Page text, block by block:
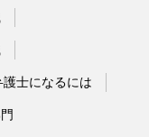
護士になるには